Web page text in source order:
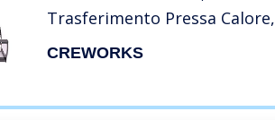
Trasferimento Pressa Calore,
Termopressa Macchina per T-
CREWORKS